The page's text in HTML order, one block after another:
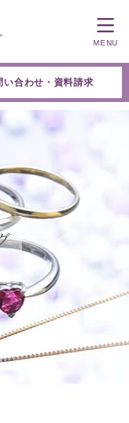
い合わせ・資料請求
MENU